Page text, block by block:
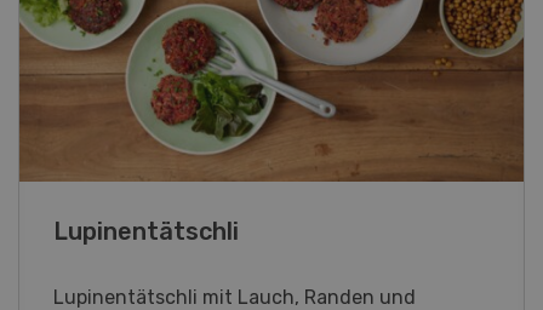
Frühlingsrollen
Frühlingsrollen mit Poulet